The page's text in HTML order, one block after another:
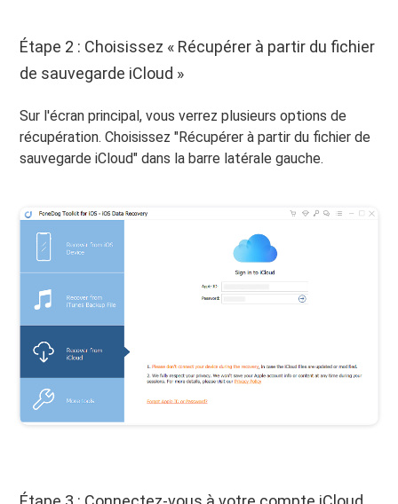
Étape 2 : Choisissez « Récupérer à partir du fichier
de sauvegarde iCloud »
Sur l'écran principal, vous verrez plusieurs options de
récupération. Choisissez "Récupérer à partir du fichier de
sauvegarde iCloud" dans la barre latérale gauche.